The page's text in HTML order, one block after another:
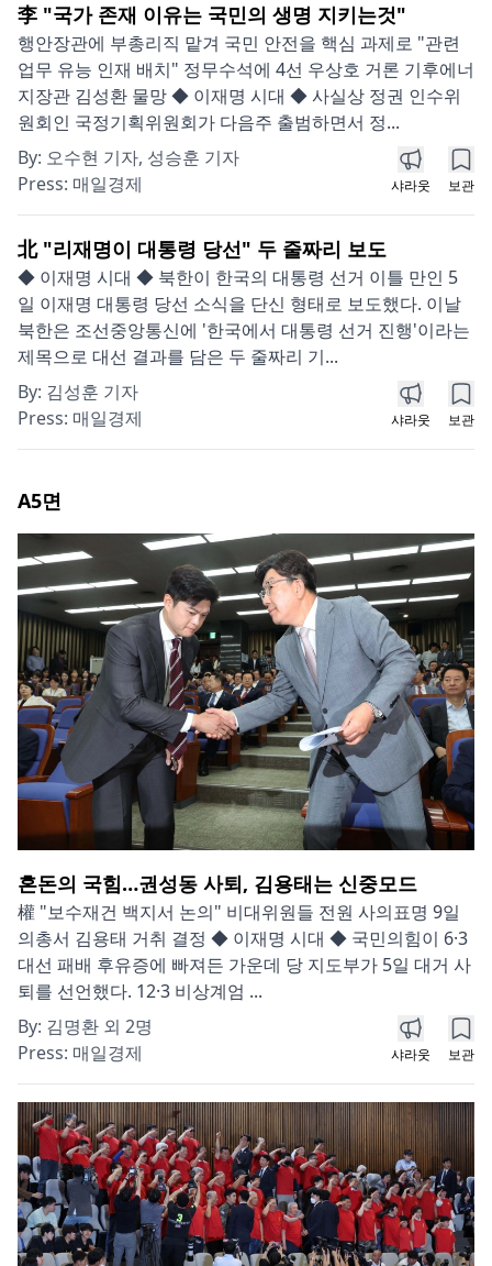
李 "국가 존재 이유는 국민의 생명 지키는것"
행안장관에 부총리직 맡겨 국민 안전을 핵심 과제로 "관련
업무 유능 인재 배치" 정무수석에 4선 우상호 거론 기후에너
지장관 김성환 물망 ◆ 이재명 시대 ◆ 사실상 정권 인수위
원회인 국정기획위원회가 다음주 출범하면서 정...
By: 오수현 기자, 성승훈 기자
Press: 매일경제 샤라웃 보관
北 "리재명이 대통령 당선" 두 줄짜리 보도
◆ 이재명 시대 ◆ 북한이 한국의 대통령 선거 이틀 만인 5
일 이재명 대통령 당선 소식을 단신 형태로 보도했다. 이날
북한은 조선중앙통신에 '한국에서 대통령 선거 진행'이라는
제목으로 대선 결과를 담은 두 줄짜리 기...
By: 김성훈 기자
Press: 매일경제 샤라웃 보관
A5면
혼돈의 국힘…권성동 사퇴, 김용태는 신중모드
權 "보수재건 백지서 논의" 비대위원들 전원 사의표명 9일
의총서 김용태 거취 결정 ◆ 이재명 시대 ◆ 국민의힘이 6·3
대선 패배 후유증에 빠져든 가운데 당 지도부가 5일 대거 사
퇴를 선언했다. 12·3 비상계엄 ...
By: 김명환 외 2명
Press: 매일경제 샤라웃 보관